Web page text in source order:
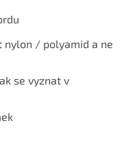
nylon / polyamid a ne
se vyznat v